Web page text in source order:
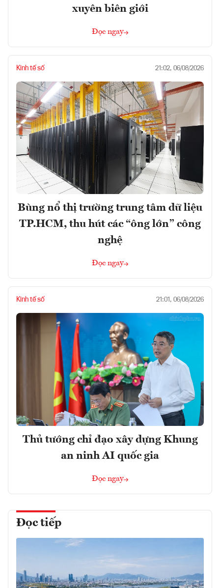
xuyên biên giới
Đọc ngay
Kinh tế số 21:02, 06/08/2026
Bùng nổ thị trường trung tâm dữ liệu
TP.HCM, thu hút các “ông lớn” công
nghệ
Đọc ngay
Kinh tế số 21:01, 06/08/2026
Thủ tướng chỉ đạo xây dựng Khung
an ninh AI quốc gia
Đọc ngay
Đọc tiếp